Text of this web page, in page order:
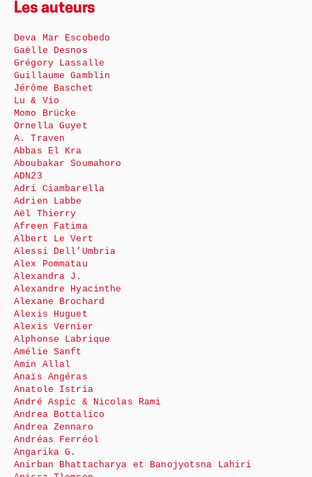
Les auteurs
Deva Mar Escobedo
Gaëlle Desnos
Grégory Lassalle
Guillaume Gamblin
Jérôme Baschet
Lu & Vio
Momo Brücke
Ornella Guyet
A. Traven
Abbas El Kra
Aboubakar Soumahoro
ADN23
Adri Ciambarella
Adrien Labbe
Aël Thierry
Afreen Fatima
Albert Le Vert
Alessi Dell’Umbria
Alex Pommatau
Alexandra J.
Alexandre Hyacinthe
Alexane Brochard
Alexis Huguet
Alexis Vernier
Alphonse Labrique
Amélie Sanft
Amin Allal
Anaïs Angéras
Anatole Istria
André Aspic & Nicolas Rami
Andrea Bottalico
Andrea Zennaro
Andréas Ferréol
Angarika G.
Anirban Bhattacharya et Banojyotsna Lahiri